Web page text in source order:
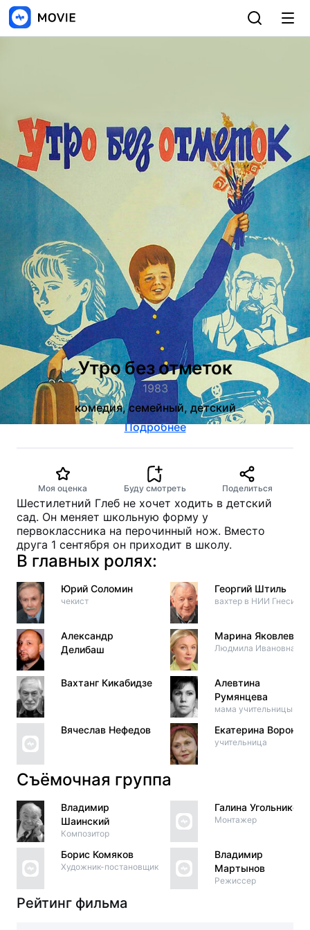
Утро без отметок
1983
комедия, семейный, детский
Подробнее
Моя оценка Буду смотреть Поделиться
Шестилетний Глеб не хочет ходить в детский
сад. Он меняет школьную форму у
первоклассника на перочинный нож. Вместо
друга 1 сентября он приходит в школу.
В главных ролях:
Юрий Соломин
чекист
Александр
Делибаш
Вахтанг Кикабидзе
Вячеслав Нефедов
Георгий Штиль
вахтер в НИИ Гнесик
Марина Яковлева
Людмила Ивановна
Алевтина
Румянцева
мама учительницы
Екатерина
учительница
Съёмочная группа
Владимир
Шаинский
Композитор
Борис Комяков
Художник-постановщик
Галина Угольникова
Монтажер
Владимир
Мартынов
Режиссер
Рейтинг фильма